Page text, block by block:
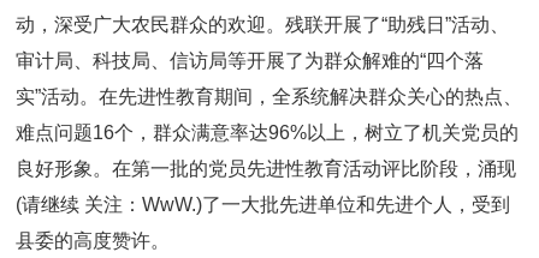
动，深受广大农民群众的欢迎。残联开展了“助残日”活动、
审计局、科技局、信访局等开展了为群众解难的“四个落
实”活动。在先进性教育期间，全系统解决群众关心的热点、
难点问题16个，群众满意率达96%以上，树立了机关党员的
良好形象。在第一批的党员先进性教育活动评比阶段，涌现
(请继续 关注：WwW.)了一大批先进单位和先进个人，受到
县委的高度赞许。